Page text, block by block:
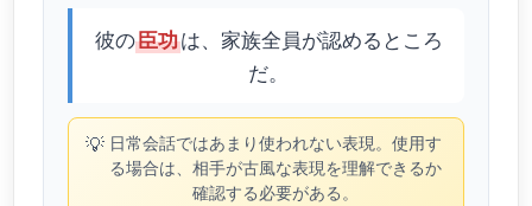
彼の臣功は、家族全員が認めるところ
だ。
💡 日常会話ではあまり使われない表現。使用す
る場合は、相手が古風な表現を理解できるか
確認する必要がある。